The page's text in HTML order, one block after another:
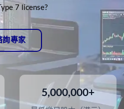
7 license?
詢專家
5,000,000+